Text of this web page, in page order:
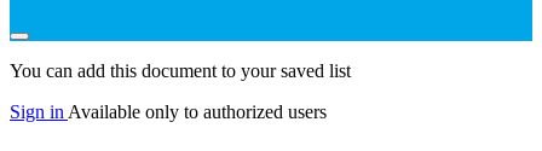
You can add this document to your saved list
Sign in Available only to authorized users